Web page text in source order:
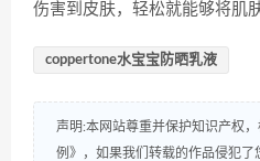
伤害到皮肤，轻松就能够将肌
coppertone水宝宝防晒乳液
声明:本网站尊重并保护知识产权
例》，如果我们转载的作品侵犯